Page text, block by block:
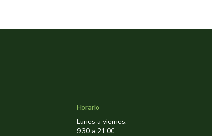
Horario
Lunes a viernes:
9:30 a 21:00